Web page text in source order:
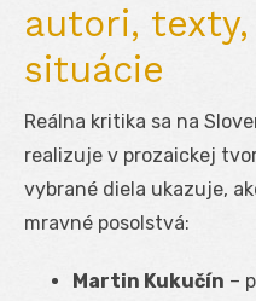
autori,
situácie
Reálna kritika sa na
realizuje v prozaickej
vybrané diela ukazuje,
mravné posolstvá:
Martin Kukučín –